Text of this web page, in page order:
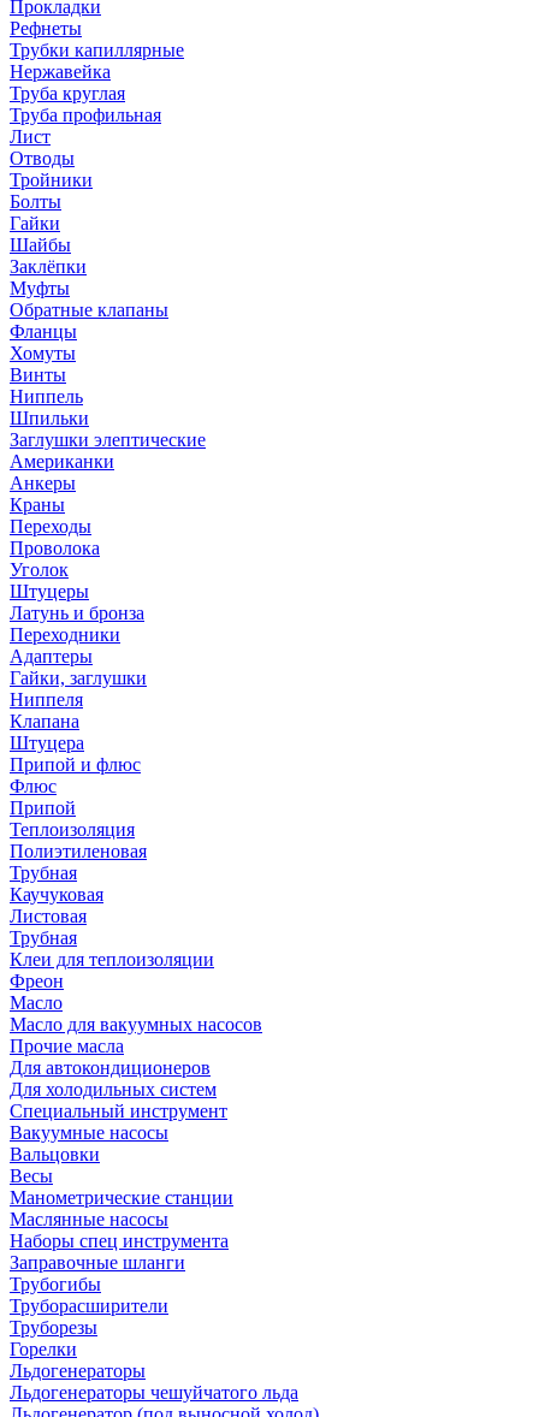
Прокладки
Рефнеты
Трубки капиллярные
Нержавейка
Труба круглая
Труба профильная
Лист
Отводы
Тройники
Болты
Гайки
Шайбы
Заклёпки
Муфты
Обратные клапаны
Фланцы
Хомуты
Винты
Ниппель
Шпильки
Заглушки элептические
Американки
Анкеры
Краны
Переходы
Проволока
Уголок
Штуцеры
Латунь и бронза
Переходники
Адаптеры
Гайки, заглушки
Ниппеля
Клапана
Штуцера
Припой и флюс
Флюс
Припой
Теплоизоляция
Полиэтиленовая
Трубная
Каучуковая
Листовая
Трубная
Клеи для теплоизоляции
Фреон
Масло
Масло для вакуумных насосов
Прочие масла
Для автокондиционеров
Для холодильных систем
Специальный инструмент
Вакуумные насосы
Вальцовки
Весы
Манометрические станции
Маслянные насосы
Наборы спец инструмента
Заправочные шланги
Трубогибы
Труборасширители
Труборезы
Горелки
Льдогенераторы
Льдогенераторы чешуйчатого льда